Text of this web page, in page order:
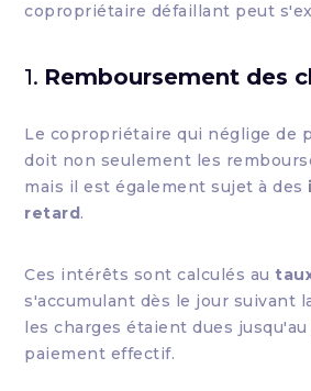
copropriétaire défaillant peut
1. Remboursement des
Le copropriétaire qui néglige de
doit non seulement les
mais il est également sujet à des
retard.
Ces intérêts sont calculés au
s'accumulant dès le jour suivant
les charges étaient dues
paiement effectif.